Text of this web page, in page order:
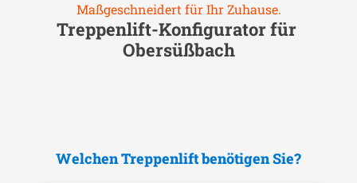
Maßgeschneidert für Ihr Zuhause.
Treppenlift-Konfigurator für
Obersüßbach
Welchen Treppenlift benötigen Sie?